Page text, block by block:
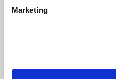
Marketing